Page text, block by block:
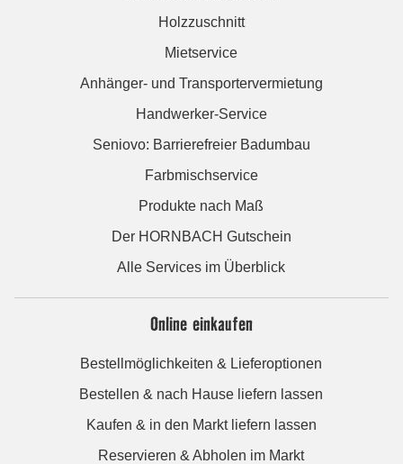
Holzzuschnitt
Mietservice
Anhänger- und Transportervermietung
Handwerker-Service
Seniovo: Barrierefreier Badumbau
Farbmischservice
Produkte nach Maß
Der HORNBACH Gutschein
Alle Services im Überblick
Online einkaufen
Bestellmöglichkeiten & Lieferoptionen
Bestellen & nach Hause liefern lassen
Kaufen & in den Markt liefern lassen
Reservieren & Abholen im Markt